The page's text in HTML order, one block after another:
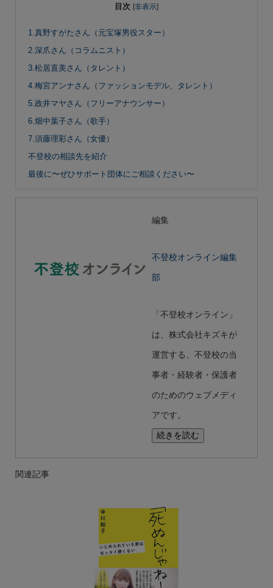
目次 [非表示]
1.真野すがたさん（元宝塚男役スター）
2.深爪さん（コラムニスト）
3.松居直美さん（タレント）
4.梅宮アンナさん（ファッションモデル、タレント）
5.政井マヤさん（フリーアナウンサー）
6.畑中葉子さん（歌手）
7.須藤理彩さん（女優）
不登校の相談先を紹介
最後に〜ぜひサポート団体にご相談ください〜
編集
不登校オンライン編集
部
「不登校オンライン」
は、株式会社キズキが
運営する、不登校の当
事者・経験者・保護者
のためのウェブメディ
アです。
続きを読む
関連記事